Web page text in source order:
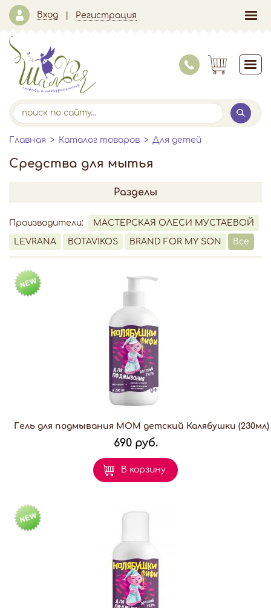
Вход Регистрация
Главная Каталог товаров Для детей
Средства для мытья
Разделы
Производители: МАСТЕРСКАЯ ОЛЕСИ МУСТАЕВОЙ
LEVRANA BOTAVIKOS BRAND FOR MY SON Все
Гель для подмывания МОМ детский Калябушки (230мл)
690 руб.
В корзину